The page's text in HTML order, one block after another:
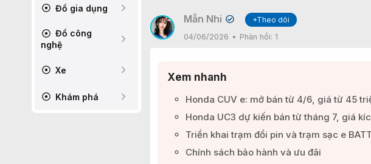
Đồ gia dụng
Đồ công
nghệ
Xe
Khám phá
Mẫn Nhi ✔
+Theo dõi
04/06/2026
Phản hồi: 1
Xem nhanh
Honda CUV e: mở bán từ 4/6, giá từ 45
Honda UC3 dự kiến bán từ tháng 7, giá
Triển khai trạm đổi pin và trạm sạc e
Chính sách bảo hành và ưu đãi​